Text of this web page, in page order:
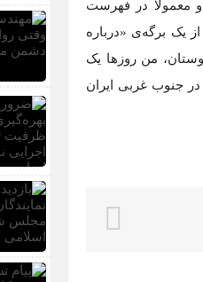
و معمولاً در فهرست
یک برگه‌ی «درباره
من روزها یک
جنوب غربی ایران